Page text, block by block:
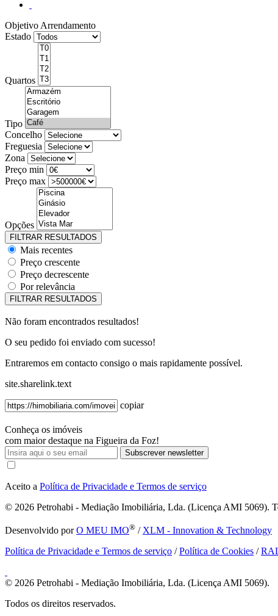
Objetivo Arrendamento
Estado
Quartos
Tipo
Concelho
Freguesia
Zona
Preço min
Preço max
Opções
Mais recentes
Preço crescente
Preço decrescente
Por relevância
Não foram encontrados resultados!
O seu pedido foi enviado com sucesso!
Entraremos em contacto consigo o mais rapidamente possível.
site.sharelink.text
copiar
Conheça os imóveis
com maior destaque na Figueira da Foz!
Subscrever newsletter
Aceito a Política de Privacidade e Termos de serviço
© 2026 Petrohabi - Mediação Imobiliária, Lda. (Licença AMI 5069).
Desenvolvido porO MEU IMO® / XLM - Innovation & Technology
Política de Privacidade e Termos de serviço /Política de Cookies /
© 2026 Petrohabi - Mediação Imobiliária, Lda. (Licença AMI 5069).
Todos os direitos reservados.